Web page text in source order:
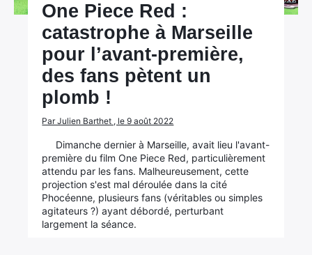
One Piece Red :
catastrophe à Marseille
pour l’avant-première,
des fans pètent un
plomb !
Par Julien Barthet , le 9 août 2022
Dimanche dernier à Marseille, avait lieu l'avant-
première du film One Piece Red, particulièrement
attendu par les fans. Malheureusement, cette
projection s'est mal déroulée dans la cité
Phocéenne, plusieurs fans (véritables ou simples
agitateurs ?) ayant débordé, perturbant
largement la séance.